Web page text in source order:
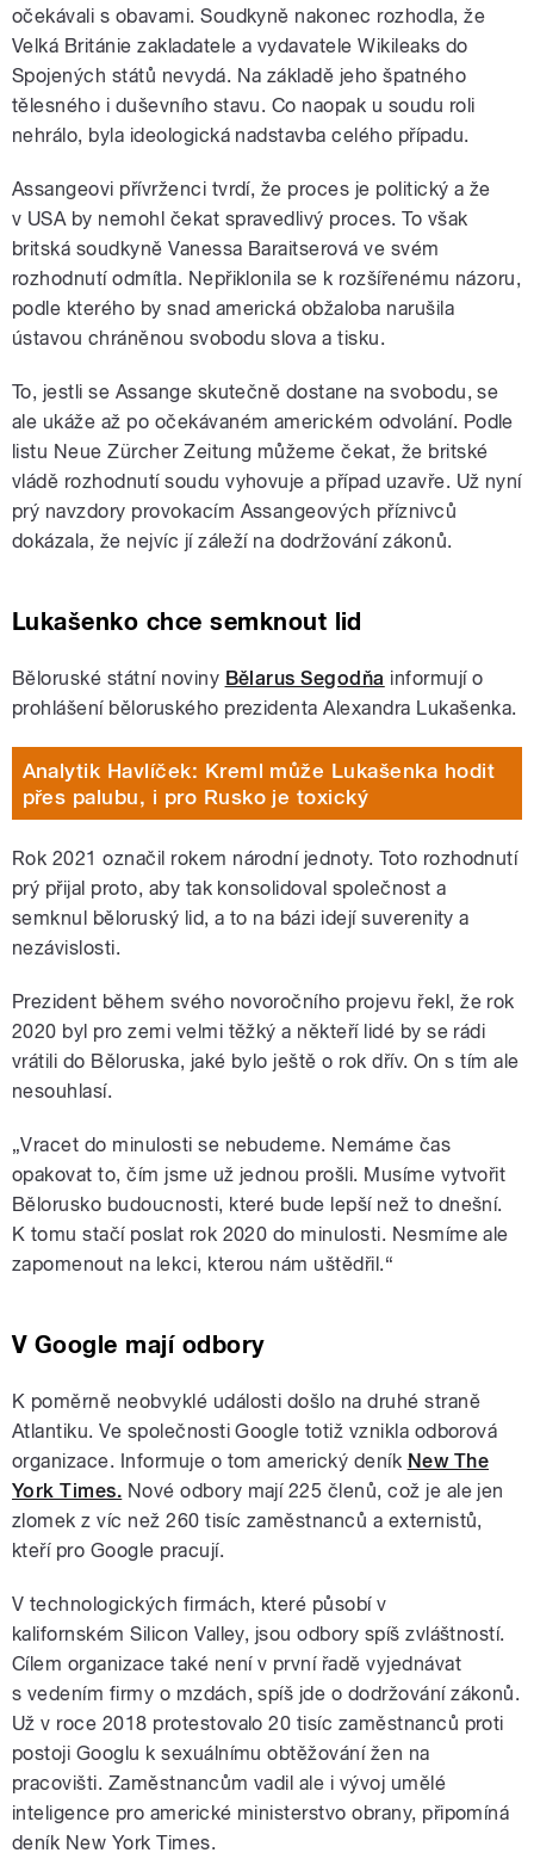
očekávali s obavami. Soudkyně nakonec rozhodla, že
Velká Británie zakladatele a vydavatele Wikileaks do
Spojených států nevydá. Na základě jeho špatného
tělesného i duševního stavu. Co naopak u soudu roli
nehrálo, byla ideologická nadstavba celého případu.
Assangeovi přívrženci tvrdí, že proces je politický a že
v USA by nemohl čekat spravedlivý proces. To však
britská soudkyně Vanessa Baraitserová ve svém
rozhodnutí odmítla. Nepřiklonila se k rozšířenému názoru,
podle kterého by snad americká obžaloba narušila
ústavou chráněnou svobodu slova a tisku.
To, jestli se Assange skutečně dostane na svobodu, se
ale ukáže až po očekávaném americkém odvolání. Podle
listu Neue Zürcher Zeitung můžeme čekat, že britské
vládě rozhodnutí soudu vyhovuje a případ uzavře. Už nyní
prý navzdory provokacím Assangeových příznivců
dokázala, že nejvíc jí záleží na dodržování zákonů.
Lukašenko chce semknout lid
Běloruské státní noviny Bělarus Segodňa informují o
prohlášení běloruského prezidenta Alexandra Lukašenka.
Analytik Havlíček: Kreml může Lukašenka hodit
přes palubu, i pro Rusko je toxický
Rok 2021 označil rokem národní jednoty. Toto rozhodnutí
prý přijal proto, aby tak konsolidoval společnost a
semknul běloruský lid, a to na bázi idejí suverenity a
nezávislosti.
Prezident během svého novoročního projevu řekl, že rok
2020 byl pro zemi velmi těžký a někteří lidé by se rádi
vrátili do Běloruska, jaké bylo ještě o rok dřív. On s tím ale
nesouhlasí.
„Vracet do minulosti se nebudeme. Nemáme čas
opakovat to, čím jsme už jednou prošli. Musíme vytvořit
Bělorusko budoucnosti, které bude lepší než to dnešní.
K tomu stačí poslat rok 2020 do minulosti. Nesmíme ale
zapomenout na lekci, kterou nám uštědřil.“
V Google mají odbory
K poměrně neobvyklé události došlo na druhé straně
Atlantiku. Ve společnosti Google totiž vznikla odborová
organizace. Informuje o tom americký deník New The
York Times. Nové odbory mají 225 členů, což je ale jen
zlomek z víc než 260 tisíc zaměstnanců a externistů,
kteří pro Google pracují.
V technologických firmách, které působí v
kalifornském Silicon Valley, jsou odbory spíš zvláštností.
Cílem organizace také není v první řadě vyjednávat
s vedením firmy o mzdách, spíš jde o dodržování zákonů.
Už v roce 2018 protestovalo 20 tisíc zaměstnanců proti
postoji Googlu k sexuálnímu obtěžování žen na
pracovišti. Zaměstnancům vadil ale i vývoj umělé
inteligence pro americké ministerstvo obrany, připomíná
deník New York Times.